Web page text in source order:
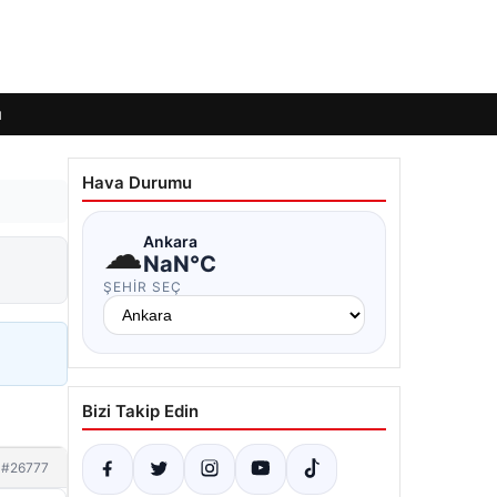
#26777
Hava Durumu
☁Ankara
NaN°C
ŞEHIR SEÇ
Bizi Takip Edin